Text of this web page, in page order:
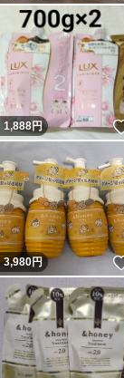
1,888円
3,980円